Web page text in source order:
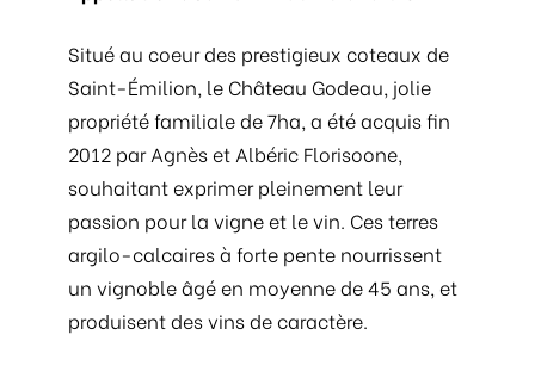
Situé au coeur des prestigieux coteaux de
Saint-Émilion, le Château Godeau, jolie
propriété familiale de 7ha, a été acquis fin
2012 par Agnès et Albéric Florisoone,
souhaitant exprimer pleinement leur
passion pour la vigne et le vin. Ces terres
argilo-calcaires à forte pente nourrissent
un vignoble âgé en moyenne de 45 ans, et
produisent des vins de caractère.